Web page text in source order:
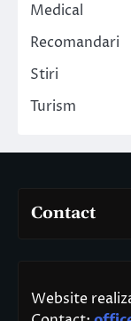
Medical
Recomandari
Stiri
Turism
Contact
Website